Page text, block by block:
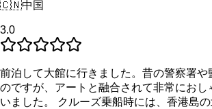
🇨🇳中国
3.0
前泊して大館に行きました。昔の警察署や
のですが、アートと融合されて非常におし
いました。 クルーズ乗船時には、香港島